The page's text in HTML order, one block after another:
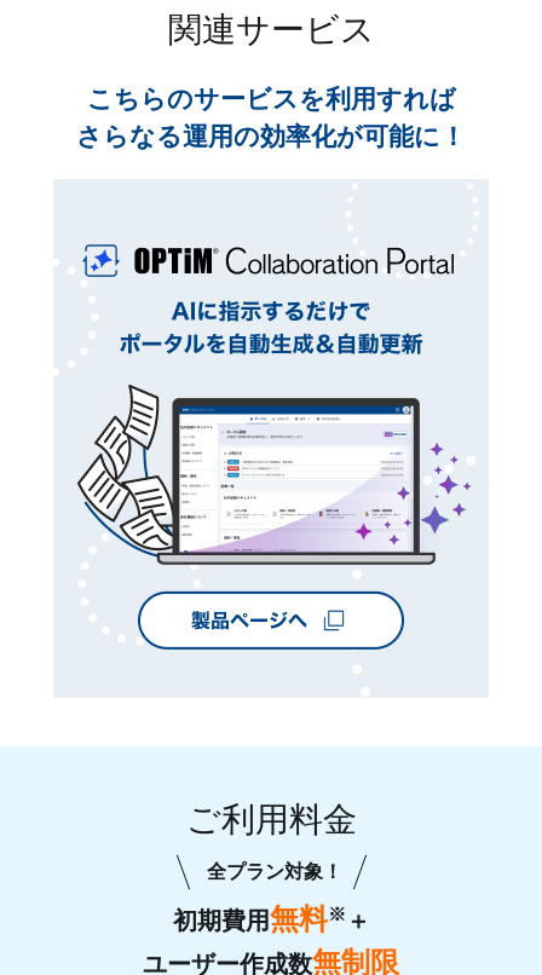
関連サービス
こちらのサービスを利用すれば
さらなる運用の効率化が可能に！
ご利用料金
全プラン対象！
初期費用無料※ ＋
ユーザー作成数無制限